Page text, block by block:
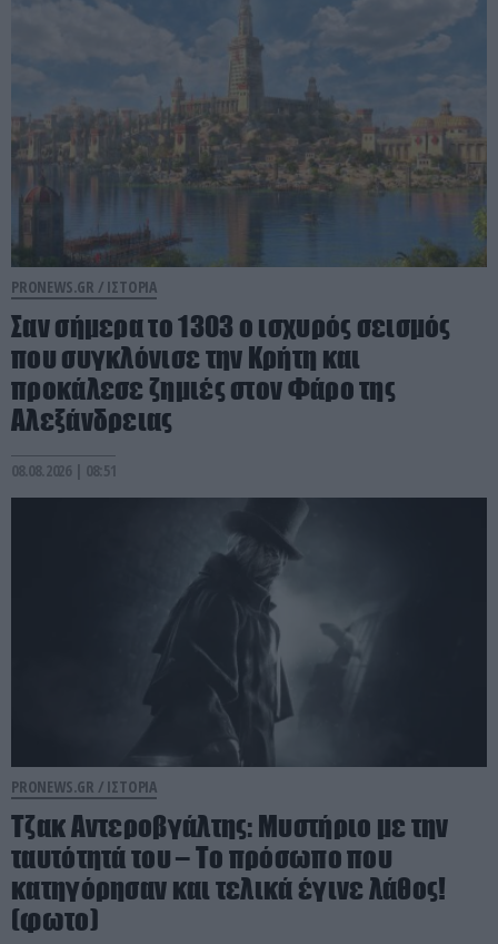
PRONEWS.GR / ΙΣΤΟΡΙΑ
Σαν σήμερα το 1303 ο ισχυρός σεισμός
που συγκλόνισε την Κρήτη και
προκάλεσε ζημιές στον Φάρο της
Αλεξάνδρειας
08.08.2026 | 08:51
PRONEWS.GR / ΙΣΤΟΡΙΑ
Τζακ Αντεροβγάλτης: Μυστήριο με την
ταυτότητά του – Το πρόσωπο που
κατηγόρησαν και τελικά έγινε λάθος!
(φωτο)